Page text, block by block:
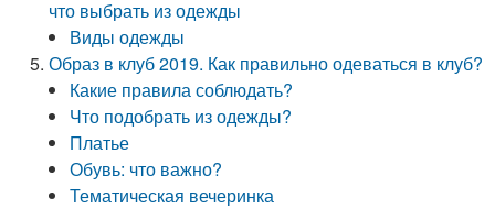
что выбрать из одежды
Виды одежды
Образ в клуб 2019. Как правильно одеваться в клуб?
Какие правила соблюдать?
Что подобрать из одежды?
Платье
Обувь: что важно?
Тематическая вечеринка